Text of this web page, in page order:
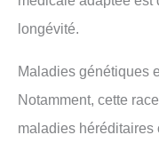
longévité.
Maladies génétiques
Notamment, cette
maladies héréditaires